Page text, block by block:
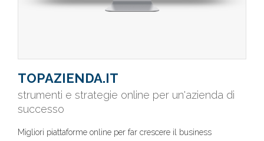
TOPAZIENDA.IT
strumenti e strategie online per un'azienda di
successo
Migliori piattaforme online per far crescere il business